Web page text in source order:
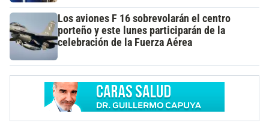
Los aviones F 16 sobrevolarán el centro
porteño y este lunes participarán de la
celebración de la Fuerza Aérea